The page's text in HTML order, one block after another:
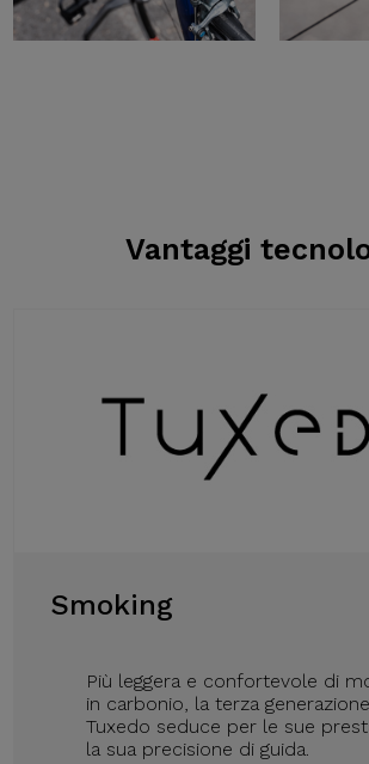
Vantaggi
Smoking
Più leggera e confortevole di
in carbonio, la terza
Tuxedo seduce per le sue
la sua precisione di guida.